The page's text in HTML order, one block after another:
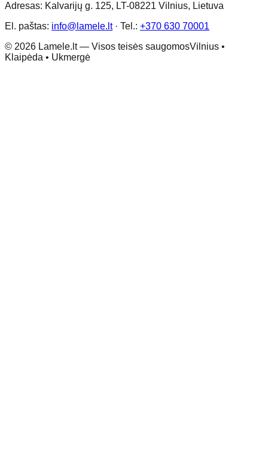
Adresas: Kalvarijų g. 125, LT-08221 Vilnius, Lietuva
El. paštas: info@lamele.lt· Tel.: +370 630 70001
© 2026 Lamele.lt — Visos teisės saugomosVilnius •
Klaipėda • Ukmergė